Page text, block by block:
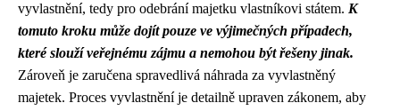
vyvlastnění, tedy pro odebrání majetku vlastníkovi státem. K
tomuto kroku může dojít pouze ve výjimečných případech,
které slouží veřejnému zájmu a nemohou být řešeny jinak.
Zároveň je zaručena spravedlivá náhrada za vyvlastněný
majetek. Proces vyvlastnění je detailně upraven zákonem, aby